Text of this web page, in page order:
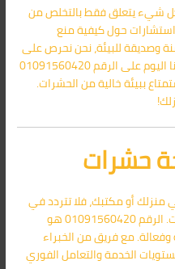
شيء يتعلق فقط بالتخلص من
حول كيفية منع
وصديقة للبيئة، نحن نحرص على
حماية صحتك وصحة عائلتك. تواصل معنا اليوم على الرقم 01091560420
ببيئة خالية من الحشرات.
حشرات
أو مكتبك، فلا تتردد في
الاتصال بشركة أركان لمكافحة الحشرات. الرقم 01091560420 هو
مع فريق من الخبراء
الخدمة والتعامل الفوري